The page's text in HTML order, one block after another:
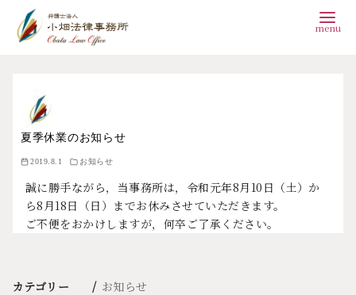
夏季休業のお知らせ
2019.8.1 お知らせ
誠に勝手ながら，当事務所は，令和元年8月10日（土）か
ら8月18日（日）までお休みさせていただきます。
ご不便をおかけしますが，何卒ご了承ください。
カテゴリー お知らせ